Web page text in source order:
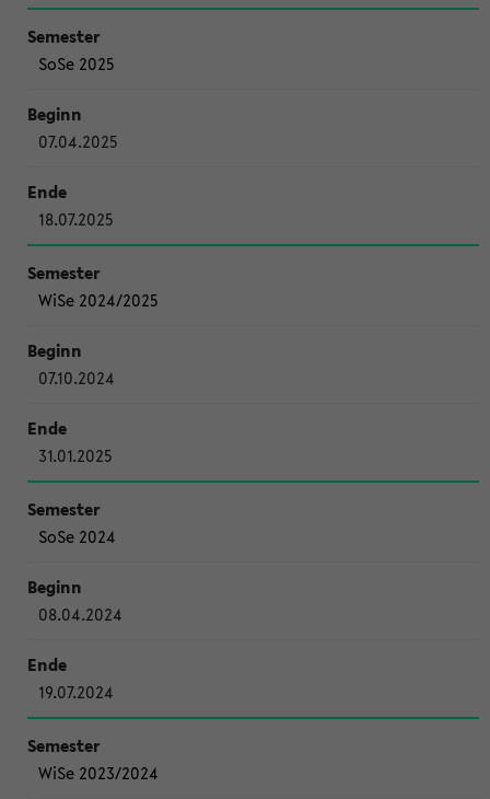
SoSe 2025
07.04.2025
18.07.2025
WiSe 2024/2025
07.10.2024
31.01.2025
SoSe 2024
08.04.2024
19.07.2024
WiSe 2023/2024